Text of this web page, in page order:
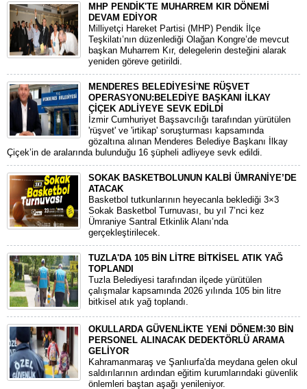
MHP PENDİK'TE MUHARREM KIR DÖNEMİ
DEVAM EDİYOR
​Milliyetçi Hareket Partisi (MHP) Pendik İlçe
Teşkilatı’nın düzenlediği Olağan Kongre’de mevcut
başkan Muharrem Kır, delegelerin desteğini alarak
yeniden göreve getirildi.
MENDERES BELEDİYESİ'NE RÜŞVET
OPERASYONU:BELEDİYE BAŞKANI İLKAY
ÇİÇEK ADLİYEYE SEVK EDİLDİ
​İzmir Cumhuriyet Başsavcılığı tarafından yürütülen
'rüşvet' ve 'irtikap' soruşturması kapsamında
gözaltına alınan Menderes Belediye Başkanı İlkay
Çiçek’in de aralarında bulunduğu 16 şüpheli adliyeye sevk edildi.
SOKAK BASKETBOLUNUN KALBİ ÜMRANİYE’DE
ATACAK
Basketbol tutkunlarının heyecanla beklediği 3×3
Sokak Basketbol Turnuvası, bu yıl 7’nci kez
Ümraniye Santral Etkinlik Alanı’nda
gerçekleştirilecek.
TUZLA'DA 105 BİN LİTRE BİTKİSEL ATIK YAĞ
TOPLANDI
Tuzla Belediyesi tarafından ilçede yürütülen
çalışmalar kapsamında 2026 yılında 105 bin litre
bitkisel atık yağ toplandı.
OKULLARDA GÜVENLİKTE YENİ DÖNEM:30 BİN
PERSONEL ALINACAK DEDEKTÖRLÜ ARAMA
GELİYOR
​Kahramanmaraş ve Şanlıurfa'da meydana gelen okul
saldırılarının ardından eğitim kurumlarındaki güvenlik
önlemleri baştan aşağı yenileniyor.